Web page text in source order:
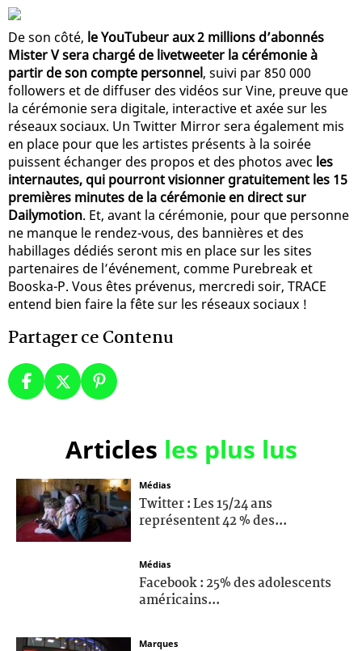
De son côté, le YouTubeur aux 2 millions d’abonnés
Mister V sera chargé de livetweeter la cérémonie à
partir de son compte personnel, suivi par 850 000
followers et de diffuser des vidéos sur Vine, preuve que
la cérémonie sera digitale, interactive et axée sur les
réseaux sociaux. Un Twitter Mirror sera également mis
en place pour que les artistes présents à la soirée
puissent échanger des propos et des photos avec les
internautes, qui pourront visionner gratuitement les 15
premières minutes de la cérémonie en direct sur
Dailymotion. Et, avant la cérémonie, pour que personne
ne manque le rendez-vous, des bannières et des
habillages dédiés seront mis en place sur les sites
partenaires de l’événement, comme Purebreak et
Booska-P. Vous êtes prévenus, mercredi soir, TRACE
entend bien faire la fête sur les réseaux sociaux !
Partager ce Contenu
Articles les plus lus
Médias
Twitter : Les 15/24 ans
représentent 42 % des...
Médias
Facebook : 25% des adolescents
américains...
Marques